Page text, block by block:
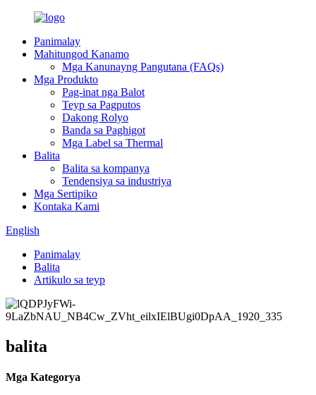
Panimalay
Mahitungod Kanamo
Mga Kanunayng Pangutana (FAQs)
Mga Produkto
Pag-inat nga Balot
Teyp sa Pagputos
Dakong Rolyo
Banda sa Paghigot
Mga Label sa Thermal
Balita
Balita sa kompanya
Tendensiya sa industriya
Mga Sertipiko
Kontaka Kami
English
Panimalay
Balita
Artikulo sa teyp
balita
Mga Kategorya